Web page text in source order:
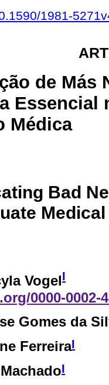
1981-
de Más
Essencial
Médica
Bad
VogelI
0000-0002-
Gomes da
FerreiraI
I